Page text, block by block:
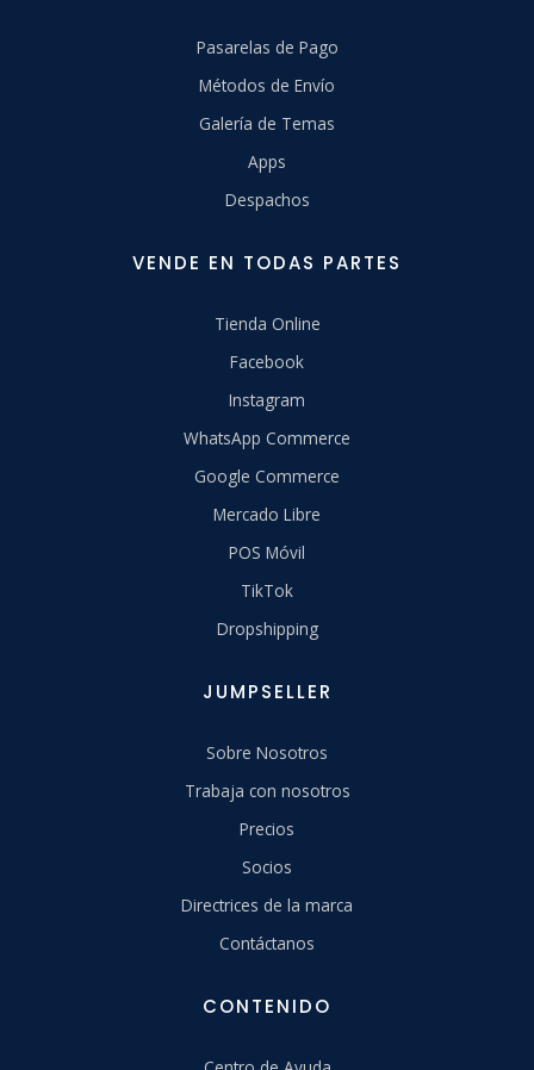
Pasarelas de Pago
Métodos de Envío
Galería de Temas
Apps
Despachos
VENDE EN TODAS PARTES
Tienda Online
Facebook
Instagram
WhatsApp Commerce
Google Commerce
Mercado Libre
POS Móvil
TikTok
Dropshipping
JUMPSELLER
Sobre Nosotros
Trabaja con nosotros
Precios
Socios
Directrices de la marca
Contáctanos
CONTENIDO